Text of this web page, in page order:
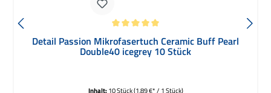
Detail Passion Mikrofasertuch Ceramic Buff Pearl
Double40 icegrey 10 Stück
Inhalt:10 Stück(1,89 €* / 1 Stück)